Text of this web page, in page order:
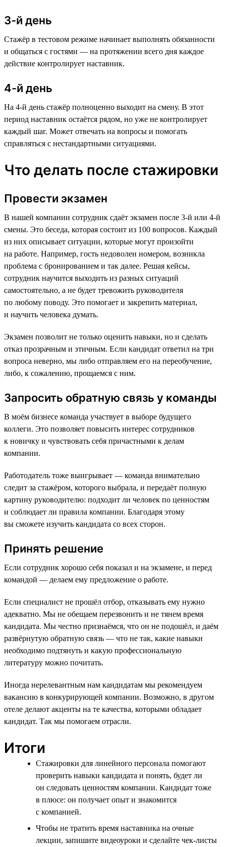
3-й день
Стажёр в тестовом режиме начинает выполнять обязанности
и общаться с гостями — на протяжении всего дня каждое
действие контролирует наставник.
4-й день
На 4-й день стажёр полноценно выходит на смену. В этот
период наставник остаётся рядом, но уже не контролирует
каждый шаг. Может отвечать на вопросы и помогать
справляться с нестандартными ситуациями.
Что делать после стажировки
Провести экзамен
В нашей компании сотрудник сдаёт экзамен после 3-й или 4-й
смены. Это беседа, которая состоит из 100 вопросов. Каждый
из них описывает ситуации, которые могут произойти
на работе. Например, гость недоволен номером, возникла
проблема с бронированием и так далее. Решая кейсы,
сотрудник научится выходить из разных ситуаций
самостоятельно, а не будет тревожить руководителя
по любому поводу. Это помогает и закрепить материал,
и научить человека думать.
Экзамен позволит не только оценить навыки, но и сделать
отказ прозрачным и этичным. Если кандидат ответил на три
вопроса неверно, мы либо отправляем его на переобучение,
либо, к сожалению, прощаемся с ним.
Запросить обратную связь у команды
В моём бизнесе команда участвует в выборе будущего
коллеги. Это позволяет повысить интерес сотрудников
к новичку и чувствовать себя причастными к делам
компании.
Работодатель тоже выигрывает — команда внимательно
следит за стажёром, которого выбрала, и передаёт полную
картину руководителю: подходит ли человек по ценностям
и соблюдает ли правила компании. Благодаря этому
вы сможете изучить кандидата со всех сторон.
Принять решение
Если сотрудник хорошо себя показал и на экзамене, и перед
командой — делаем ему предложение о работе.
Если специалист не прошёл отбор, отказывать ему нужно
адекватно. Мы не обещаем перезвонить и не тянем время
кандидата. Мы честно признаёмся, что он не подошёл, и даём
развёрнутую обратную связь — что не так, какие навыки
необходимо подтянуть и какую профессиональную
литературу можно почитать.
Иногда нерелевантным нам кандидатам мы рекомендуем
вакансию в конкурирующей компании. Возможно, в другом
отеле делают акценты на те качества, которыми обладает
кандидат. Так мы помогаем отрасли.
Итоги
Стажировки для линейного персонала помогают
проверить навыки кандидата и понять, будет ли
он следовать ценностям компании. Кандидат тоже
в плюсе: он получает опыт и знакомится
с компанией.
Чтобы не тратить время наставника на очные
лекции, запишите видеоуроки и сделайте чек-листы